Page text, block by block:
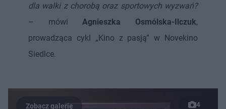
dla walki z chorobą oraz sportowych wyzwań?
– mówi Agnieszka Osmólska-Ilczuk,
prowadząca cykl „Kino z pasją” w Novekino
Siedlce.
4